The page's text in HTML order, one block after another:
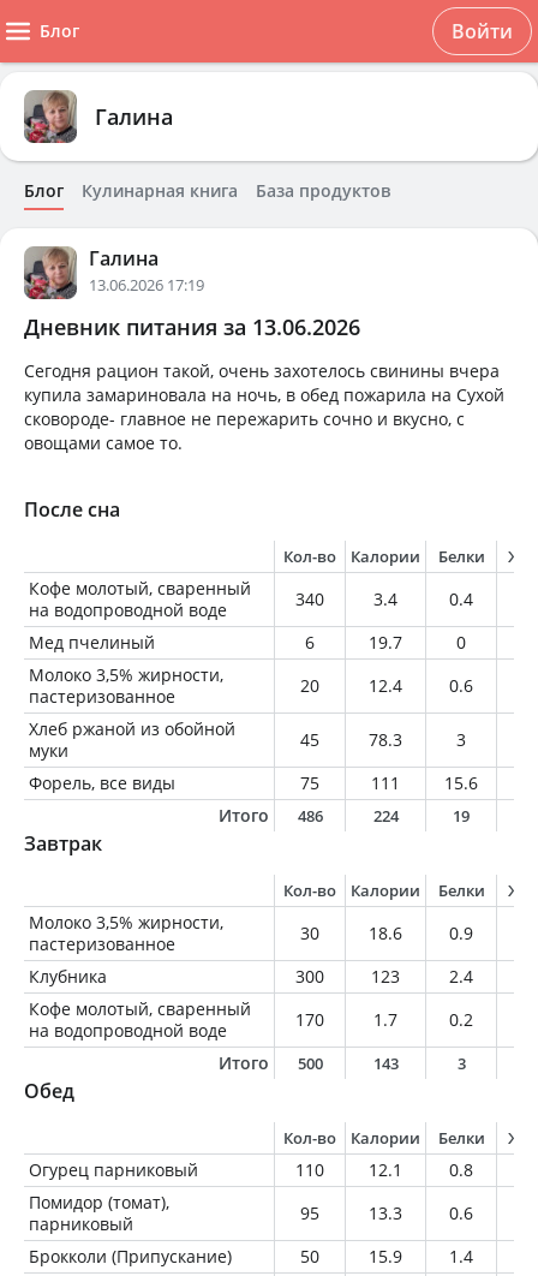
Блог Войти
Галина
Блог Кулинарная книга База продуктов
Галина
13.06.2026 17:19
Дневник питания за 13.06.2026
Сегодня рацион такой, очень захотелось свинины вчера
купила замариновала на ночь, в обед пожарила на Сухой
сковороде- главное не пережарить сочно и вкусно, с
овощами самое то.
После сна
Кол-во Калории Белки
Кофе молотый, сваренный
на водопроводной воде
340 3.4 0.4
Мед пчелиный
6 19.7 0
Молоко 3,5% жирности,
пастеризованное
20 12.4 0.6
Хлеб ржаной из обойной
муки
45 78.3 3
Форель, все виды
75 111 15.6
Итого
486 224 19
Завтрак
Кол-во Калории Белки
Молоко 3,5% жирности,
пастеризованное
30 18.6 0.9
Клубника
300 123 2.4
Кофе молотый, сваренный
на водопроводной воде
170 1.7 0.2
Итого
500 143 3
Обед
Кол-во Калории Белки
Огурец парниковый 110 12.1 0.8
Помидор (томат),
парниковый
95 13.3 0.6
Брокколи (Припускание)
50 15.9 1.4